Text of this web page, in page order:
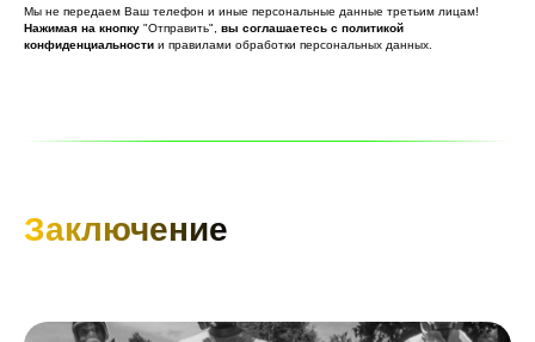
Мы не передаем Ваш телефон и иные персональные данные третьим лицам!
Нажимая на кнопку "Отправить", вы соглашаетесь с политикой
конфиденциальности и правилами обработки персональных данных.
Заключение